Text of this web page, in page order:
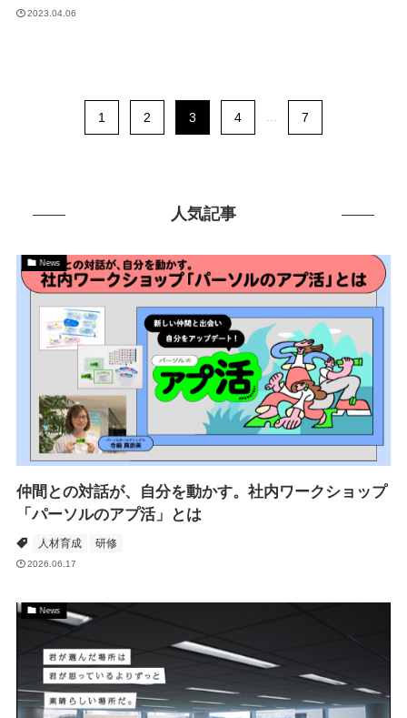
2023.04.06
1 2 3 4 ... 7
人気記事
News
仲間との対話が、自分を動かす。社内ワークショップ
「パーソルのアプ活」とは
人材育成 研修
2026.06.17
News